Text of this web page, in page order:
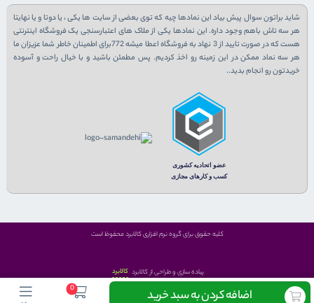
اضافه کردن به سبد خرید 0
شاید براتون سوال پیش بیاد این نمادها چیه که توی بعضی از سایت ها یکی ، یا دوتا و یا نهایتا
هر سه تاش باهم وجود داره. این نمادها یکی از ملاک های اعتبارسنجی یک فروشگاه اینترنتی
هست که در صورت تایید از 3 نهاد به فروشگاه اعطا میشه 772برای اطمینان خاطر شما عزیزان ما
هر سه نماد ممکن در این زمینه رو اخذ کردیم. پس مطمئن باشید و با خیال راحت و آسوده
خریدتون رو انجام بدید..
کلیه حقوق برای گروه نرم افزاری کالابرد محفوظ است
پیاده سازی و طراحی از کالابرد کالابرد